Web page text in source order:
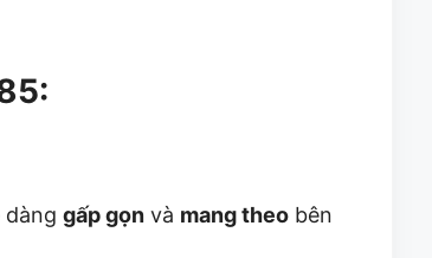
dàng gấp gọn và mang theo bên